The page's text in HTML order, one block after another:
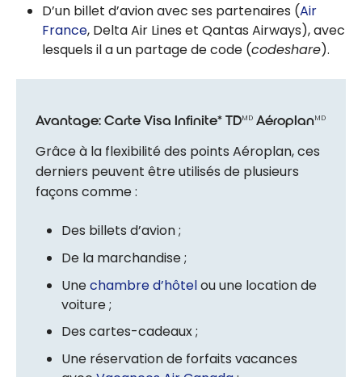
D’un billet d’avion avec ses partenaires (Air
France, Delta Air Lines et Qantas Airways), avec
lesquels il a un partage de code (codeshare).
Avantage: Carte Visa Infinite* TDMD AéroplanMD
Grâce à la flexibilité des points Aéroplan, ces
derniers peuvent être utilisés de plusieurs
façons comme :
Des billets d’avion ;
De la marchandise ;
Unechambre d’hôtelou une location de
voiture ;
Des cartes-cadeaux ;
Une réservation de forfaits vacances